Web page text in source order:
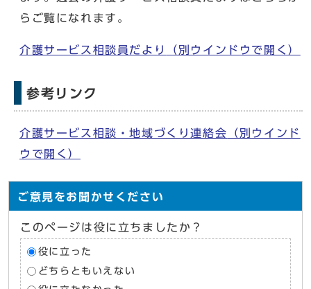
らご覧になれます。
介護サービス相談員だより （別ウインドウで開く）
参考リンク
介護サービス相談・地域づくり連絡会 （別ウインド
ウで開く）
ご意見をお聞かせください
このページは役に立ちましたか？
役に立った
どちらともいえない